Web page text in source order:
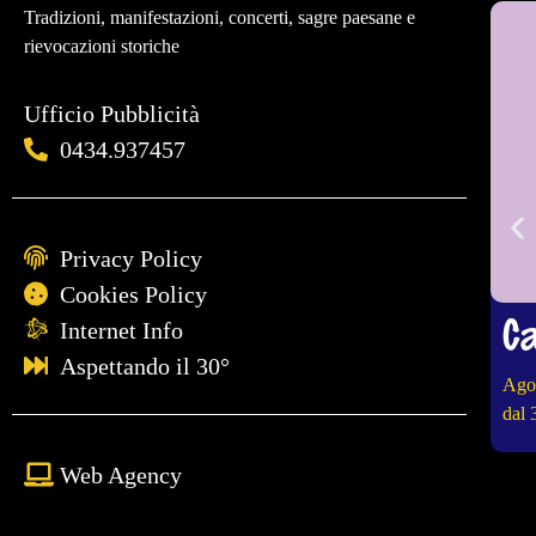
Tradizioni, manifestazioni, concerti, sagre paesane e
rievocazioni storiche
Ufficio Pubblicità
0434.937457
Privacy Policy
Cookies Policy
Internet Info
Aspettando il 30°
Web Agency
dal